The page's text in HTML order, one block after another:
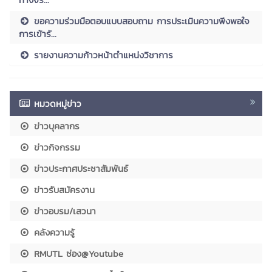
ขอความร่วมมือตอบแบบสอบถาม การประเมินความพึงพอใจ
การเข้ารั...
รายงานความก้าวหน้าตำแหน่งวิชาการ
หมวดหมู่ข่าว
ข่าวบุคลากร
ข่าวกิจกรรม
ข่าวประกาศประชาสัมพันธ์
ข่าวรับสมัครงาน
ข่าวอบรม/เสวนา
คลังความรู้
RMUTL ช่อง@Youtube